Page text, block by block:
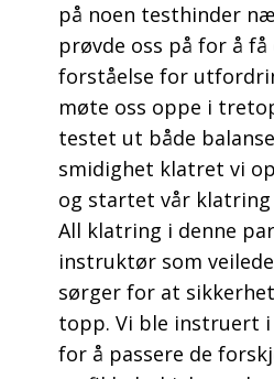
på noen testhinder
prøvde oss på for å få
forståelse for
møte oss oppe i
testet ut både
smidighet klatret vi
og startet vår
All klatring i denne
instruktør som
sørger for at
topp. Vi ble instruert
for å passere de